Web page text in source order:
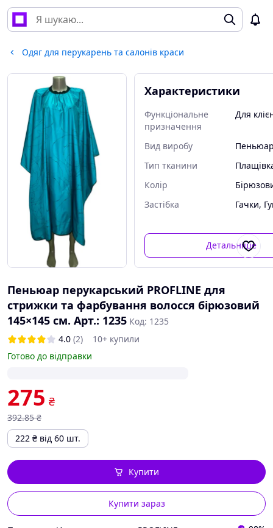
Одяг для перукарень та салонів краси
Характеристики
Функціональне
призначення
Для
Вид виробу
Тип тканини
Колір
Застібка
Гачки,
Детальніше
Пеньюар перукарський PROFLINE для
стрижки та фарбування волосся бірюзовий
145×145 см. Арт.: 1235 Код: 1235
4.0 (2)
10+ купили
Готово до відправки
275 ₴
392.85 ₴
222 ₴ від 60 шт.
Купити зараз
Купити